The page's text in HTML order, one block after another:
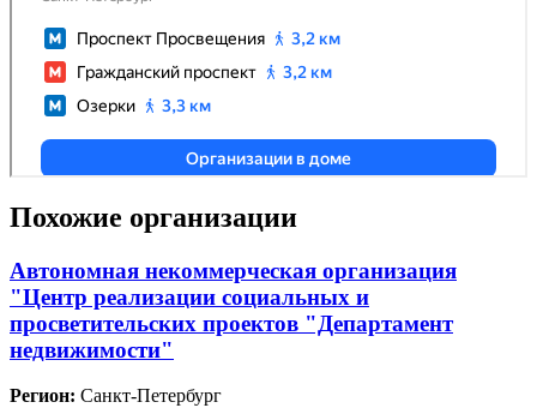
Похожие организации
Автономная некоммерческая организация
"Центр реализации социальных и
просветительских проектов "Департамент
недвижимости"
Регион: Санкт-Петербург